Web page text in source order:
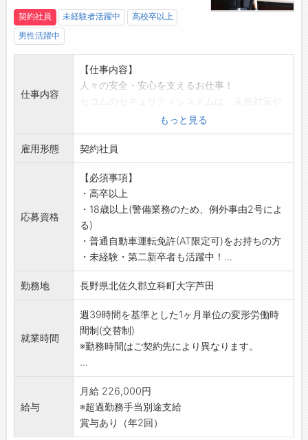
・社会情勢・景気の影響を受けにくい
【業務の変更範囲】
【おすすめポイント】
景気の影響に左右されにくい警備業界。
未経験からでもチャレンジできる環境です！
契約社員 未経験者活躍中
高校卒以上
男性活躍中
仕事内容
【仕事内容】
人々の安全・安心を支えるお仕事！
被害拡大の防止が目的。
いち早く異常の兆候を発見することが重要で、
犯人逮捕や撃退が目的ではありません。
【具体的には】
(1)緊急対処
各種建物センサーに何らかの異常(侵入・設備異
常・火災・救急など)が発生した際に、コントロ
ールセンターから指示のもと対応
(2)ATM障害対応
金融機関のATM(現金自動預払機)に障害が発生
した際の対応
(3)保守点検
ィ機器を定期的にチェックします。万一異常が
ある場合は、修理・交換を行います。
ーーーーーーーーーーーーーーーーー
入社時はもちろん、定期的な研修でしっかりバ
ックアップします。
警備経験や知識がない方も業務は、マニュアル
もっと見る
雇用形態 契約社員
応募資格
【必須事項】
・高卒以上
・18歳以上(警備業務のため、例外事由2号によ
る)
・普通自動車運転免許(AT限定可)をお持ちの方
・未経験・第二新卒者も活躍中！...
勤務地 長野県北佐久郡立科町大字芦田
就業時間
週39時間を基準とした1ヶ月単位の変形労働時
間制(交替制)
※勤務時間はご契約先により異なります。
...
給与
月給 226,000円
※超過勤務手当別途支給
賞与あり（年2回）